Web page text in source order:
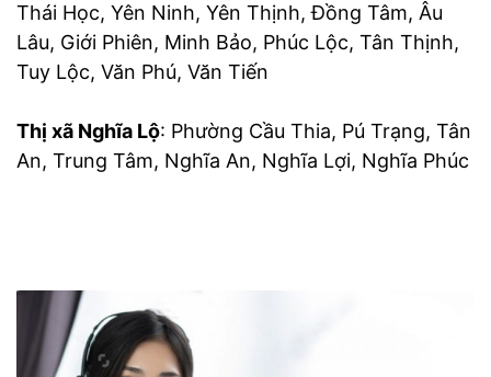
Thái Học, Yên Ninh, Yên Thịnh, Đồng Tâm, Âu
Lâu, Giới Phiên, Minh Bảo, Phúc Lộc, Tân Thịnh,
Tuy Lộc, Văn Phú, Văn Tiến
Thị xã Nghĩa Lộ: Phường Cầu Thia, Pú Trạng, Tân
An, Trung Tâm, Nghĩa An, Nghĩa Lợi, Nghĩa Phúc